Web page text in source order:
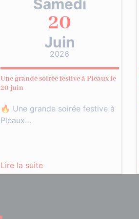
Samedi
20
Juin
2026
Une grande soirée festive à Pleaux le
20 juin
🔥 Une grande soirée festive à
Pleaux…
Lire la suite